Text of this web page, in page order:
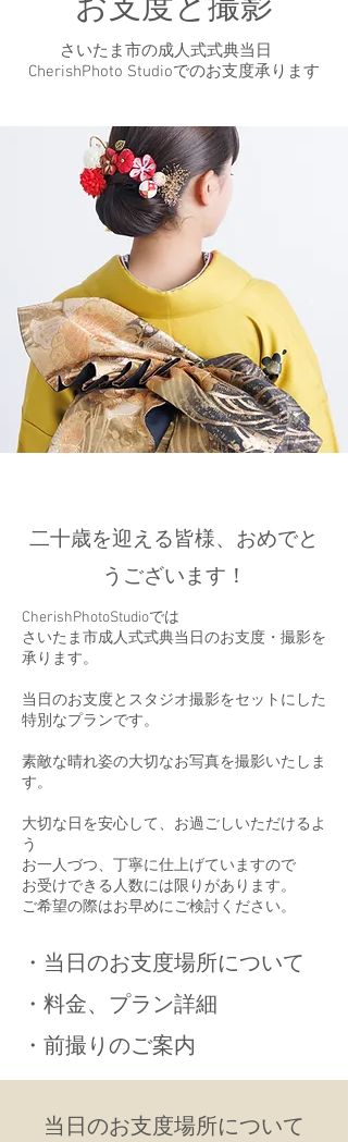
お支度と撮影
さいたま市の成人式式典当日
CherishPhoto Studioでのお支度承ります
​二十歳を迎える皆様、おめでと
うございます！
CherishPhotoStudioでは
​さいたま市成人式式典当日のお支度・撮影を
承ります。
​当日のお支度とスタジオ撮影をセットにした
特別なプランです。
素敵な晴れ姿の大切なお写真を撮影いたしま
す。
大切な日を安心して、お過ごしいただけるよ
う
お一人づつ、丁寧に仕上げていますので
お受けできる人数には限りがあります。
ご希望の際はお早めにご検討ください。
​・当日のお支度場所について
​・料金、プラン詳細
​・前撮りのご案内
​当日のお支度場所について